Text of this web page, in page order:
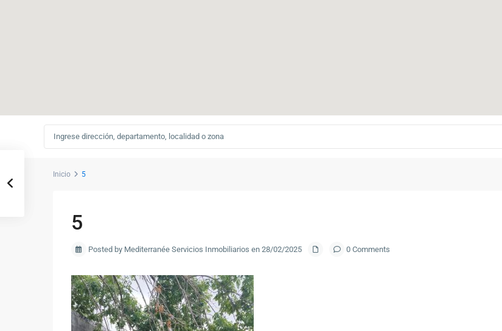
Inicio 5
5
Posted by Mediterranée Servicios Inmobiliarios en 28/02/2025 0 Comments